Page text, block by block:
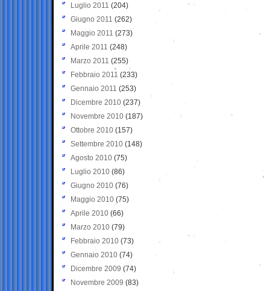
Luglio 2011 (204)
Giugno 2011 (262)
Maggio 2011 (273)
Aprile 2011 (248)
Marzo 2011 (255)
Febbraio 2011 (233)
Gennaio 2011 (253)
Dicembre 2010 (237)
Novembre 2010 (187)
Ottobre 2010 (157)
Settembre 2010 (148)
Agosto 2010 (75)
Luglio 2010 (86)
Giugno 2010 (76)
Maggio 2010 (75)
Aprile 2010 (66)
Marzo 2010 (79)
Febbraio 2010 (73)
Gennaio 2010 (74)
Dicembre 2009 (74)
Novembre 2009 (83)